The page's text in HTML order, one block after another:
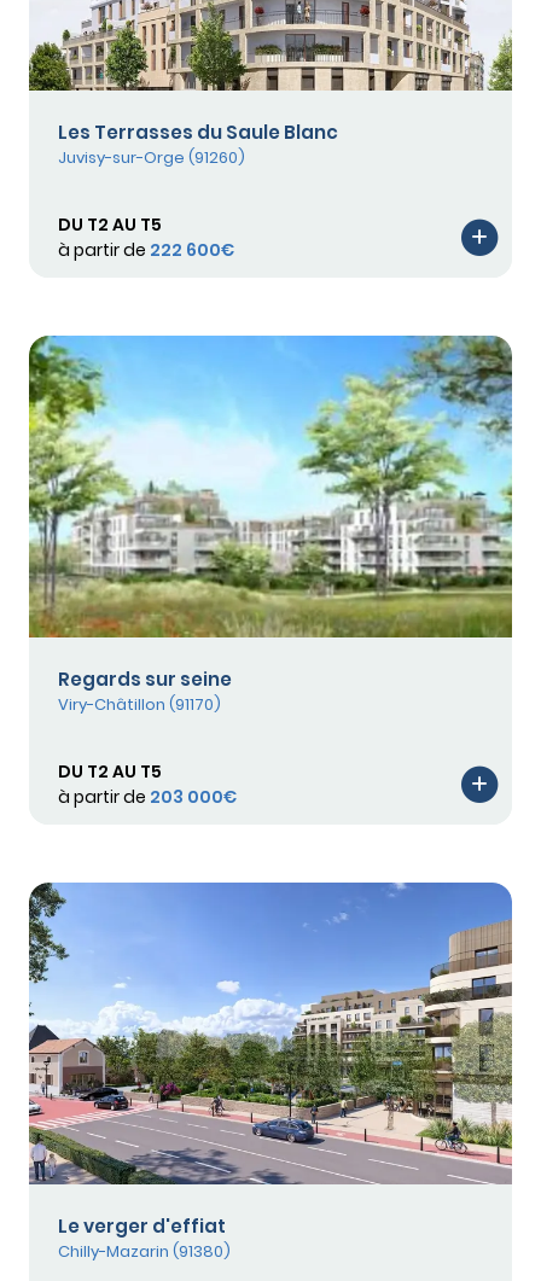
Les Terrasses du Saule Blanc
Juvisy-sur-Orge (91260)
DU T2 AU T5
à partir de 222 600€
Regards sur seine
Viry-Châtillon (91170)
DU T2 AU T5
à partir de 203 000€
Le verger d'effiat
Chilly-Mazarin (91380)